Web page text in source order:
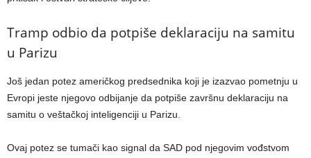
Tramp odbio da potpiše deklaraciju na samitu
u Parizu
Još jedan potez američkog predsednika koji je izazvao pometnju u
Evropi jeste njegovo odbijanje da potpiše završnu deklaraciju na
samitu o veštačkoj inteligenciji u Parizu.
Ovaj potez se tumači kao signal da SAD pod njegovim vođstvom